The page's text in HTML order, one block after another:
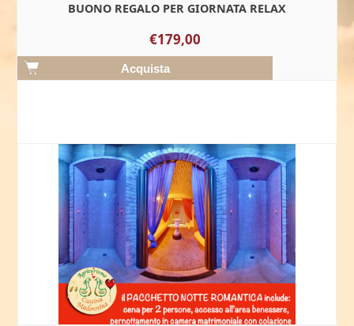
BUONO REGALO PER GIORNATA RELAX
€179,00